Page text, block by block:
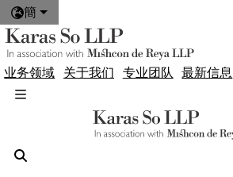
簡
业务领域 关于我们 专业团队 最新信息